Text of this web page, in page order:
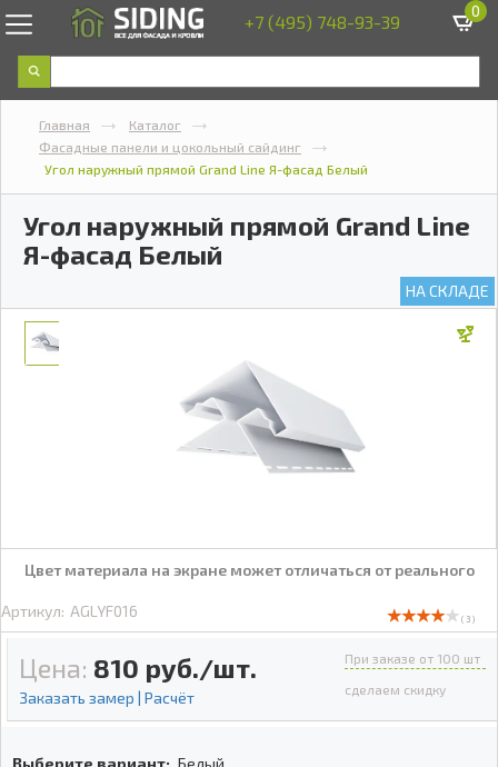
+7 (495) 748-93-39 0
Главная
Каталог
Фасадные панели и цокольный сайдинг
Угол наружный прямой Grand Line Я-фасад Белый
Угол наружный прямой Grand Line
Я-фасад Белый
НА СКЛАДЕ
Цвет материала на экране может отличаться от реального
Артикул: AGLYF016 ( 3 )
Цена: 810 руб./шт.
Заказать замер | Расчёт
При заказе от 100 шт
сделаем скидку
Выберите вариант: Белый